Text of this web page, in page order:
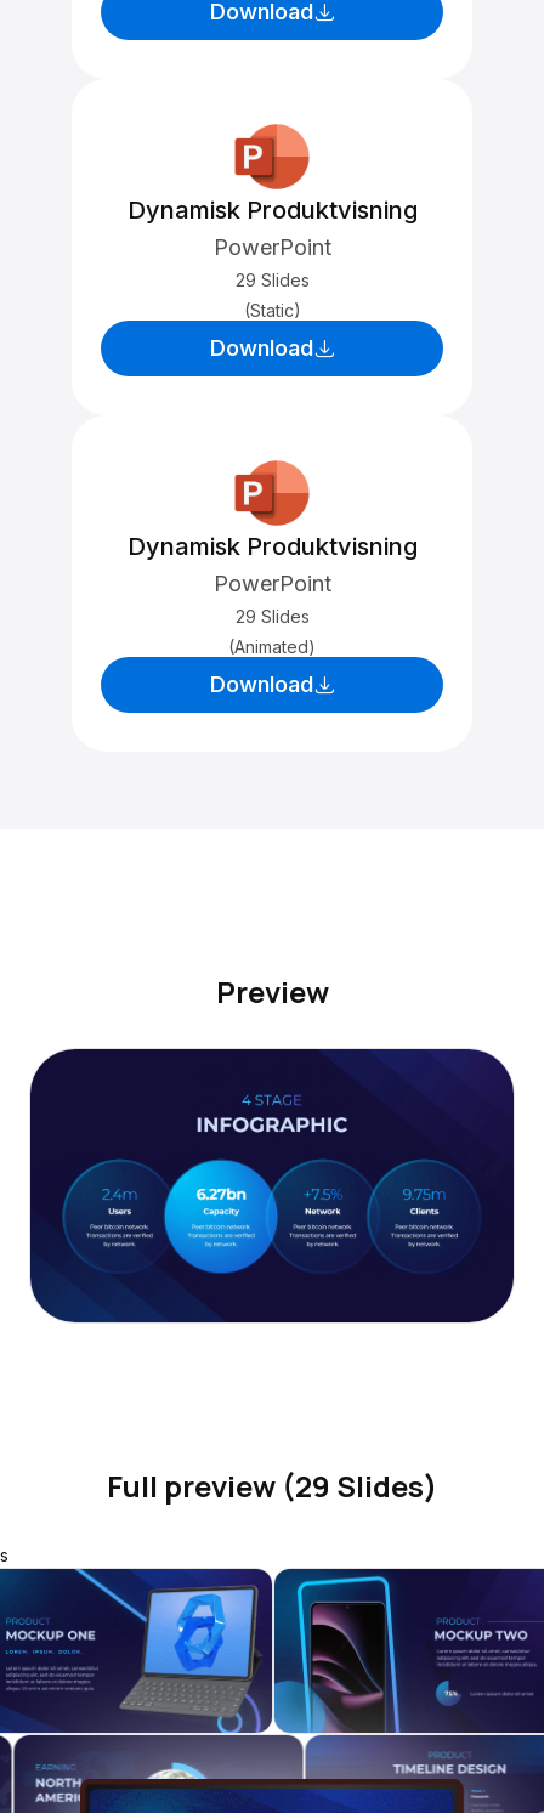
Download
Dynamisk Produktvisning
PowerPoint
29 Slides
(Static)
Download
Dynamisk Produktvisning
PowerPoint
29 Slides
(Animated)
Download
Preview
Full preview (29 Slides)
s